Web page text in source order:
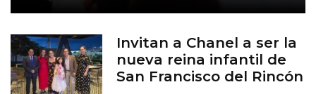
Invitan a Chanel a ser la
nueva reina infantil de
San Francisco del Rincón